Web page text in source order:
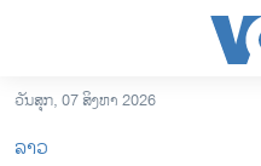
ເຂົ້າ
ຫາ
ວັນສຸກ, 07 ສິງຫາ 2026
ລາວ